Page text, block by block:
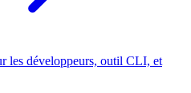
les développeurs, outil CLI, et